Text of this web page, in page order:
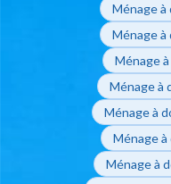
Ménage à
Ménage à
Ménage
Ménage à
Ménage à
Ménage à
Ménage à